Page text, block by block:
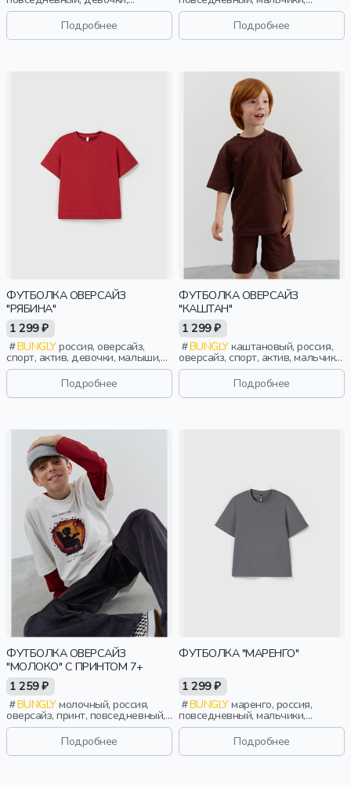
малыши, дошкольники, дети
Подробнее
малыши, дошкольники, дети
Подробнее
ФУТБОЛКА ОВЕРСАЙЗ
"РЯБИНА"
1 299 ₽
BUNGLYроссия, оверсайз,
спорт, актив, девочки, малыши,
дошкольники, дети
Подробнее
ФУТБОЛКА ОВЕРСАЙЗ
"КАШТАН"
1 299 ₽
BUNGLYкаштановый, россия,
оверсайз, спорт, актив, мальчики,
малыши, дошкольники, дети
Подробнее
ФУТБОЛКА ОВЕРСАЙЗ
"МОЛОКО" С ПРИНТОМ 7+
1 259 ₽
BUNGLYмолочный, россия,
оверсайз, принт, повседневный,
мальчики, школьники, подростки,
Подробнее
ФУТБОЛКА "МАРЕНГО"
1 299 ₽
BUNGLYмаренго, россия,
повседневный, мальчики,
школьники, подростки, дети
Подробнее